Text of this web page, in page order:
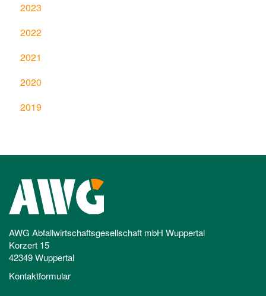
2023
2022
2021
2020
2019
AWG Abfallwirtschaftsgesellschaft mbH Wuppertal
Korzert 15
42349 Wuppertal
Kontaktformular